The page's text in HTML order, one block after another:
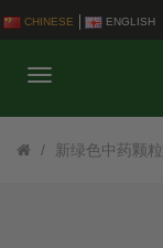
CHINESE ENGLISH
新绿色中药颗粒